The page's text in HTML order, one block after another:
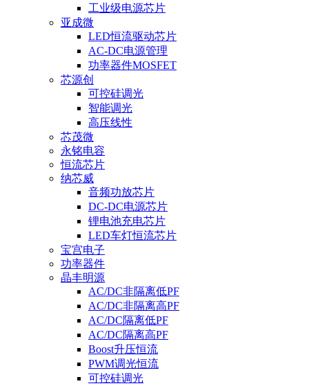
工业级电源芯片
亚成微
LED恒流驱动芯片
AC-DC电源管理
功率器件MOSFET
芯源创
可控硅调光
智能调光
高压线性
芯茂微
永铭电容
恒流芯片
纳芯威
音频功放芯片
DC-DC电源芯片
锂电池充电芯片
LED车灯恒流芯片
宝宫电子
功率器件
晶丰明源
AC/DC非隔离低PF
AC/DC非隔离高PF
AC/DC隔离低PF
AC/DC隔离高PF
Boost升压恒流
PWM调光恒流
可控硅调光